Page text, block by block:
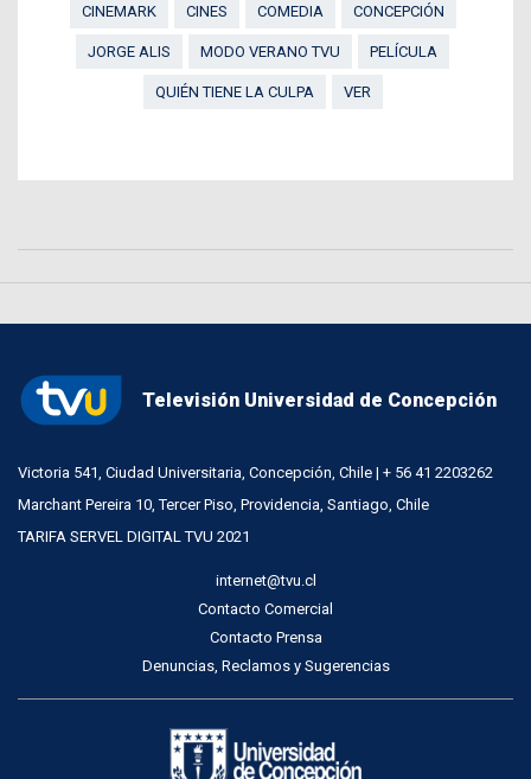
CINEMARK
CINES COMEDIA CONCEPCIÓN
JORGE ALIS MODO VERANO TVU PELÍCULA
QUIÉN TIENE LA CULPA VER
Televisión Universidad de Concepción
Victoria 541, Ciudad Universitaria, Concepción, Chile | + 56 41 2203262
Marchant Pereira 10, Tercer Piso, Providencia, Santiago, Chile
TARIFA SERVEL DIGITAL TVU 2021
internet@tvu.cl
Contacto Comercial
Contacto Prensa
Denuncias, Reclamos y Sugerencias